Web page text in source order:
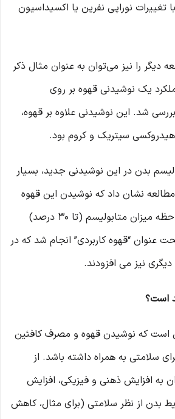
تغییرات نوراپی نفرین یا اکسیداسیون
دیگر را نیز می‌توان به عنوان مثال ذکر
یک نوشیدنی قهوه بر روی
شد. این نوشیدنی علاوه بر قهوه،
سیتریک و کروم بود.
بدن در این نوشیدنی جدید، بسیار
نشان داد که نوشیدن این قهوه
باعث افزایش قابل ملاحظه میزان متابولیسم (تا 30 درصد)
عنوان “قهوه کاربردی” انجام شد که در
نیز می ‌افزودند.
است؟
که نوشیدن قهوه و مصرف کافئین
سلامتی به همراه داشته باشد. از
به افزایش ذهنی و فیزیکی، افزایش
بدن از نظر سلامتی (برای مثال، کاهش